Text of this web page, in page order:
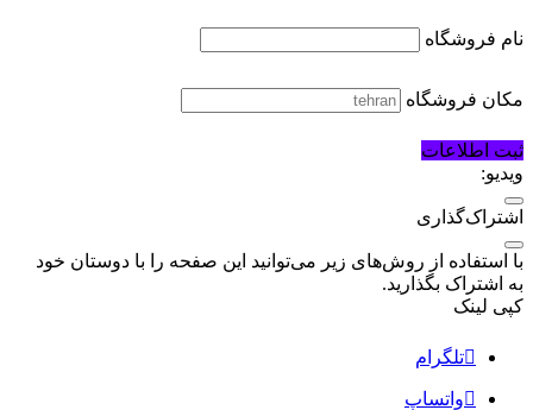
نام فروشگاه
مکان فروشگاه
ثبت اطلاعات
ویدیو:
اشتراک‌گذاری
با استفاده از روش‌های زیر می‌توانید این صفحه را با دوستان خود
به اشتراک بگذارید.
کپی لینک
تلگرام
واتساپ